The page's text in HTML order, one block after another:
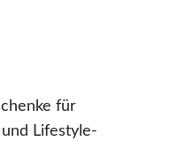
für
Lifestyle-